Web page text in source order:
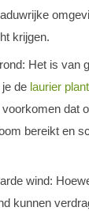
krijgen.
Het is van
de laurier plant
dat
bereikt en
wind:
kunnen